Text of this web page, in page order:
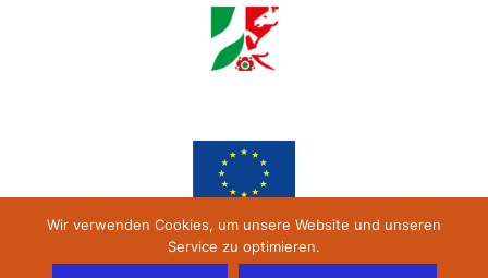
Wir verwenden Cookies, um unsere Website und unseren
Service zu optimieren.